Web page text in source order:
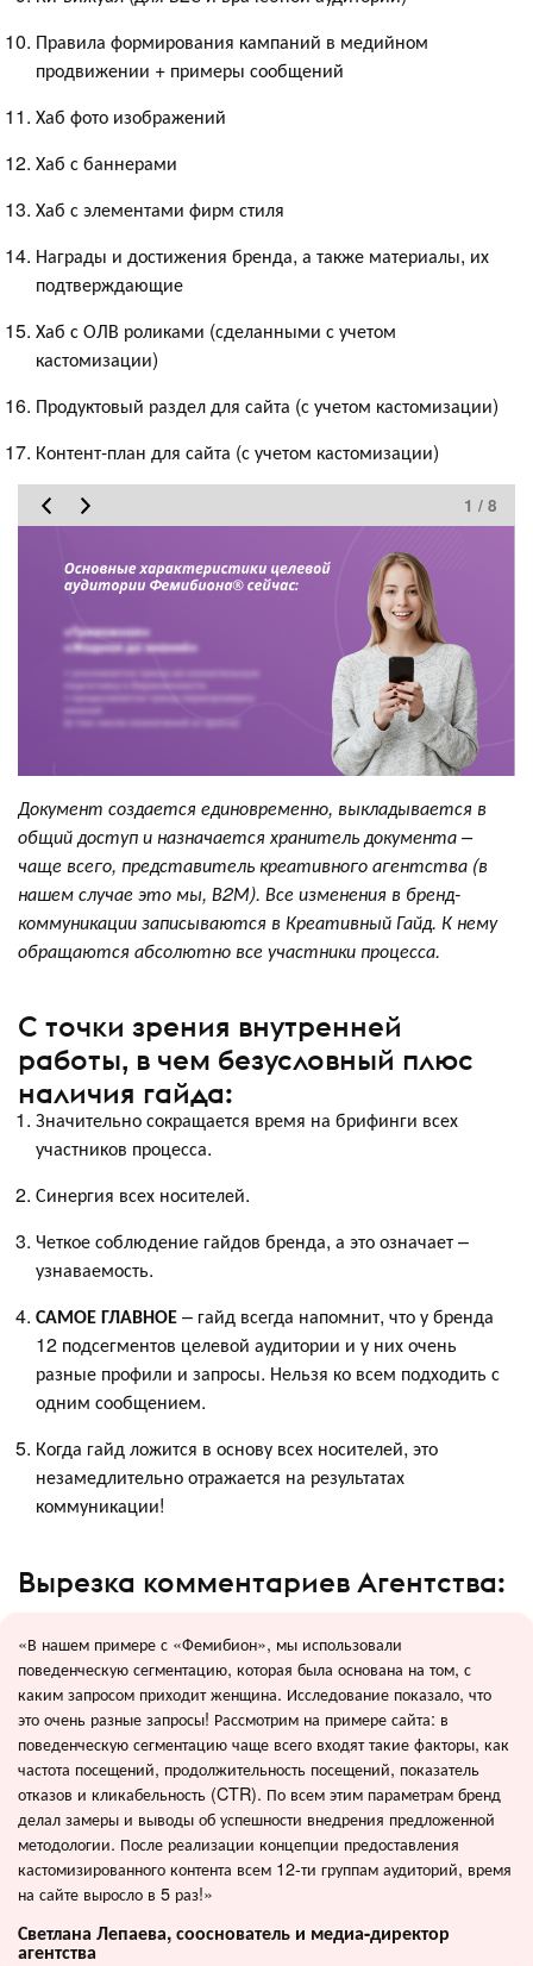
Правила формирования кампаний в медийном
продвижении + примеры сообщений
Хаб фото изображений
Хаб с баннерами
Хаб с элементами фирм стиля
Награды и достижения бренда, а также материалы, их
подтверждающие
Хаб с ОЛВ роликами (сделанными с учетом
кастомизации)
Продуктовый раздел для сайта (с учетом кастомизации)
Контент-план для сайта (с учетом кастомизации)
1 / 8
Документ создается единовременно, выкладывается в
общий доступ и назначается хранитель документа –
чаще всего, представитель креативного агентства (в
нашем случае это мы, В2М). Все изменения в бренд-
коммуникации записываются в Креативный Гайд. К нему
обращаются абсолютно все участники процесса.
С точки зрения внутренней
работы, в чем безусловный плюс
наличия гайда:
Значительно сокращается время на брифинги всех
участников процесса.
Синергия всех носителей.
Четкое соблюдение гайдов бренда, а это означает –
узнаваемость.
САМОЕ ГЛАВНОЕ– гайд всегда напомнит, что у бренда
12 подсегментов целевой аудитории и у них очень
разные профили и запросы. Нельзя ко всем подходить с
одним сообщением.
Когда гайд ложится в основу всех носителей, это
незамедлительно отражается на результатах
коммуникации!
Вырезка комментариев Агентства:
«В нашем примере с «Фемибион», мы использовали
поведенческую сегментацию, которая была основана на том, с
каким запросом приходит женщина. Исследование показало, что
это очень разные запросы! Рассмотрим на примере сайта: в
поведенческую сегментацию чаще всего входят такие факторы, как
частота посещений, продолжительность посещений, показатель
отказов и кликабельность (CTR). По всем этим параметрам бренд
делал замеры и выводы об успешности внедрения предложенной
методологии. После реализации концепции предоставления
кастомизированного контента всем 12-ти группам аудиторий, время
на сайте выросло в 5 раз!»
Светлана Лепаева, сооснователь и медиа-директор
агентства